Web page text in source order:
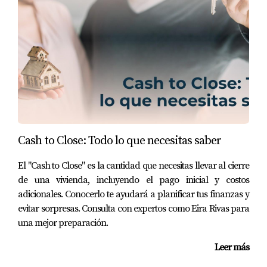
necesaria y establecer un cronograma para completarlas.
Comprar una casa en 2025 puede ser emocionante y
gratificante si te preparas bien. Revisa tus finanzas, investiga el
mercado, ahorra dinero y trabaja con profesionales. Con buena
preparación, estarás listo para encontrar y comprar la casa de
tus sueños.
Si tienes alguna pregunta adicional o necesitas asesoría
personalizada, no dudes en contactarnos. ¡Estamos aquí para
Cash to Close: Todo lo que necesitas saber
El "Cash to Close" es la cantidad que necesitas llevar al cierre
de una vivienda, incluyendo el pago inicial y costos
adicionales. Conocerlo te ayudará a planificar tus finanzas y
evitar sorpresas. Consulta con expertos como Eira Rivas para
una mejor preparación.
Leer más